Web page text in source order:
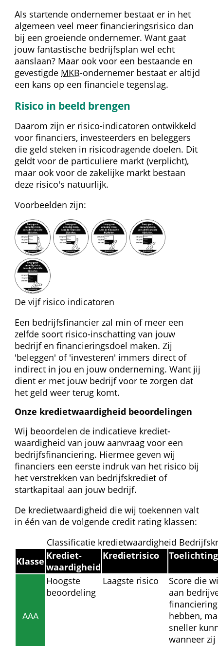
Als startende ondernemer bestaat er in het
algemeen veel meer financieringsrisico dan
bij een groeiende ondernemer. Want gaat
jouw fantastische bedrijfsplan wel echt
aanslaan? Maar ook voor een bestaande en
gevestigde MKB-ondernemer bestaat er altijd
een kans op een financiele tegenslag.
Risico in beeld brengen
Daarom zijn er risico-indicatoren ontwikkeld
voor financiers, investeerders en beleggers
die geld steken in risicodragende doelen. Dit
geldt voor de particuliere markt (verplicht),
maar ook voor de zakelijke markt bestaan
deze risico's natuurlijk.
Voorbeelden zijn:
De vijf risico indicatoren
Een bedrijfsfinancier zal min of meer een
zelfde soort risico-inschatting van jouw
bedrijf en financieringsdoel maken. Zij
'beleggen' of 'investeren' immers direct of
indirect in jou en jouw onderneming. Want jij
dient er met jouw bedrijf voor te zorgen dat
het geld weer terug komt.
Onze kredietwaardigheid beoordelingen
Wij beoordelen de indicatieve krediet­
waardigheid van jouw aanvraag voor een
bedrijfs­financiering. Hiermee geven wij
financiers een eerste indruk van het risico bij
het verstrekken van bedrijfskrediet of
startkapitaal aan jouw bedrijf.
De krediet­waardigheid die wij toekennen valt
in één van de volgende credit rating klassen:
Classificatie krediet­waardigheid
Klasse Krediet­
waardigheid
Krediet­risico Toelichting
AAA
Hoogste
beoordeling
Laagste risico
Score die
aan
hebben,
sneller
wanneer